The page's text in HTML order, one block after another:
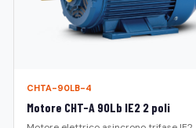
CHTA-90LB-4
Motore CHT-A 90Lb IE2 2 poli